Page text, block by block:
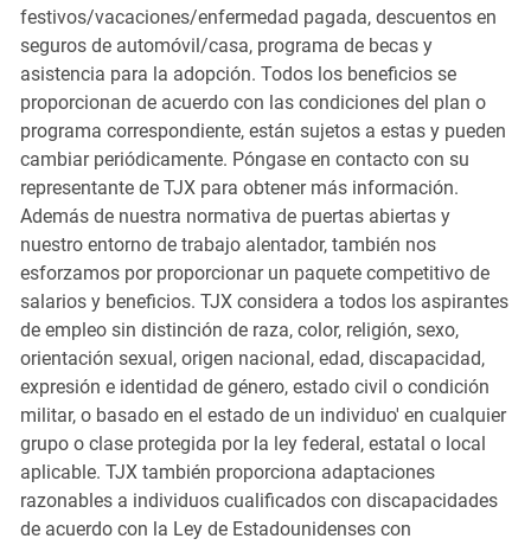
festivos/vacaciones/enfermedad pagada, descuentos en
seguros de automóvil/casa, programa de becas y
asistencia para la adopción. Todos los beneficios se
proporcionan de acuerdo con las condiciones del plan o
programa correspondiente, están sujetos a estas y pueden
cambiar periódicamente. Póngase en contacto con su
representante de TJX para obtener más información.
Además de nuestra normativa de puertas abiertas y
nuestro entorno de trabajo alentador, también nos
esforzamos por proporcionar un paquete competitivo de
salarios y beneficios. TJX considera a todos los aspirantes
de empleo sin distinción de raza, color, religión, sexo,
orientación sexual, origen nacional, edad, discapacidad,
expresión e identidad de género, estado civil o condición
militar, o basado en el estado de un individuo' en cualquier
grupo o clase protegida por la ley federal, estatal o local
aplicable. TJX también proporciona adaptaciones
razonables a individuos cualificados con discapacidades
de acuerdo con la Ley de Estadounidenses con